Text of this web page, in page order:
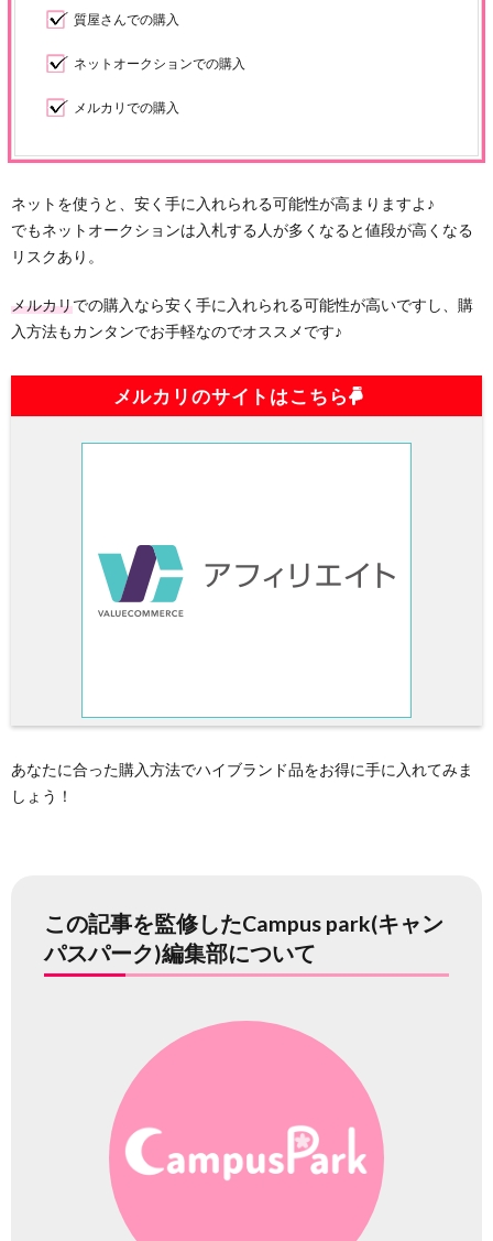
質屋さんでの購入
ネットオークションでの購入
メルカリでの購入
ネットを使うと、安く手に入れられる可能性が高まりますよ♪
でもネットオークションは入札する人が多くなると値段が高くなる
リスクあり。
メルカリでの購入なら安く手に入れられる可能性が高いですし、購
入方法もカンタンでお手軽なのでオススメです♪
メルカリのサイトはこちら
あなたに合った購入方法でハイブランド品をお得に手に入れてみま
しょう！
この記事を監修したCampus park(キャン
パスパーク)編集部について